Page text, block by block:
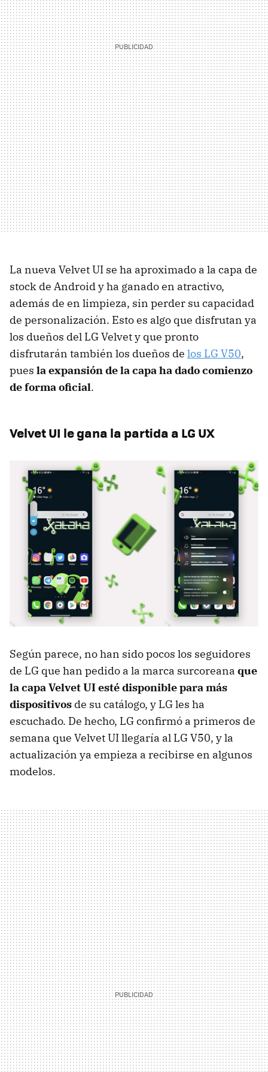
La nueva Velvet UI se ha aproximado a la capa de
stock de Android y ha ganado en atractivo,
además de en limpieza, sin perder su capacidad
de personalización. Esto es algo que disfrutan ya
los dueños del LG Velvet y que pronto
disfrutarán también los dueños de los LG V50,
pues la expansión de la capa ha dado comienzo
de forma oficial.
Velvet UI le gana la partida a LG UX
Según parece, no han sido pocos los seguidores
de LG que han pedido a la marca surcoreana que
la capa Velvet UI esté disponible para más
dispositivos de su catálogo, y LG les ha
escuchado. De hecho, LG confirmó a primeros de
semana que Velvet UI llegaría al LG V50, y la
actualización ya empieza a recibirse en algunos
modelos.